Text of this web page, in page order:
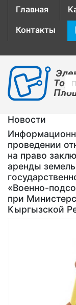
Главная
Контакты
Новости
проведении
на право
аренды
«Военно-
при
Кыргызской